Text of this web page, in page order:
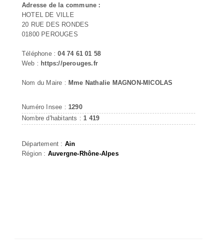
Adresse de la commune :
HOTEL DE VILLE
20 RUE DES RONDES
01800 PEROUGES
Téléphone :04 74 61 01 58
Web : https://perouges.fr
Nom du Maire : Mme Nathalie MAGNON-MICOLAS
Numéro Insee : 1290
Nombre d'habitants : 1 419
Département : Ain
Région : Auvergne-Rhône-Alpes